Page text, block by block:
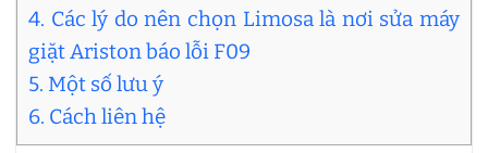
4. Các lý do nên chọn Limosa là nơi sửa máy
giặt Ariston báo lỗi F09
5. Một số lưu ý
6. Cách liên hệ